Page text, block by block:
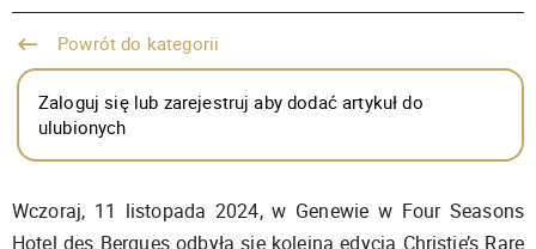
Powrót do kategorii
Zaloguj się lub zarejestruj aby dodać artykuł do
ulubionych
Wczoraj, 11 listopada 2024, w Genewie w Four Seasons
Hotel des Bergues odbyła się kolejna edycja Christie’s Rare